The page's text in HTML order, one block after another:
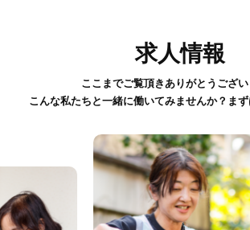
求人情報
ここまでご覧頂きありがとうござい
こんな私たちと一緒に働いてみませんか？まず